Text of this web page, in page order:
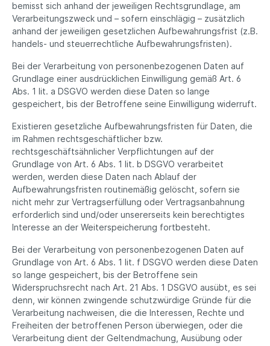
bemisst sich anhand der jeweiligen Rechtsgrundlage, am
Verarbeitungszweck und – sofern einschlägig – zusätzlich
anhand der jeweiligen gesetzlichen Aufbewahrungsfrist (z.B.
handels- und steuerrechtliche Aufbewahrungsfristen).
Bei der Verarbeitung von personenbezogenen Daten auf
Grundlage einer ausdrücklichen Einwilligung gemäß Art. 6
Abs. 1 lit. a DSGVO werden diese Daten so lange
gespeichert, bis der Betroffene seine Einwilligung widerruft.
Existieren gesetzliche Aufbewahrungsfristen für Daten, die
im Rahmen rechtsgeschäftlicher bzw.
rechtsgeschäftsähnlicher Verpflichtungen auf der
Grundlage von Art. 6 Abs. 1 lit. b DSGVO verarbeitet
werden, werden diese Daten nach Ablauf der
Aufbewahrungsfristen routinemäßig gelöscht, sofern sie
nicht mehr zur Vertragserfüllung oder Vertragsanbahnung
erforderlich sind und/oder unsererseits kein berechtigtes
Interesse an der Weiterspeicherung fortbesteht.
Bei der Verarbeitung von personenbezogenen Daten auf
Grundlage von Art. 6 Abs. 1 lit. f DSGVO werden diese Daten
so lange gespeichert, bis der Betroffene sein
Widerspruchsrecht nach Art. 21 Abs. 1 DSGVO ausübt, es sei
denn, wir können zwingende schutzwürdige Gründe für die
Verarbeitung nachweisen, die die Interessen, Rechte und
Freiheiten der betroffenen Person überwiegen, oder die
Verarbeitung dient der Geltendmachung, Ausübung oder